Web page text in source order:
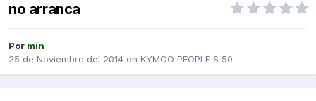
no arranca
Por min
25 de Noviembre del 2014 en KYMCO PEOPLE S 50